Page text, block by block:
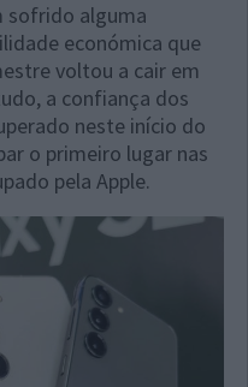
sofrido alguma
económica que
voltou a cair em
a confiança dos
neste início do
o primeiro lugar nas
pela Apple.